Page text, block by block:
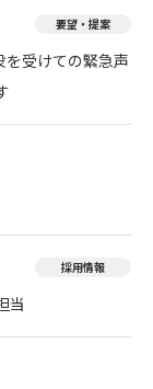
要望・提案
受けての緊急声
採用情報
当